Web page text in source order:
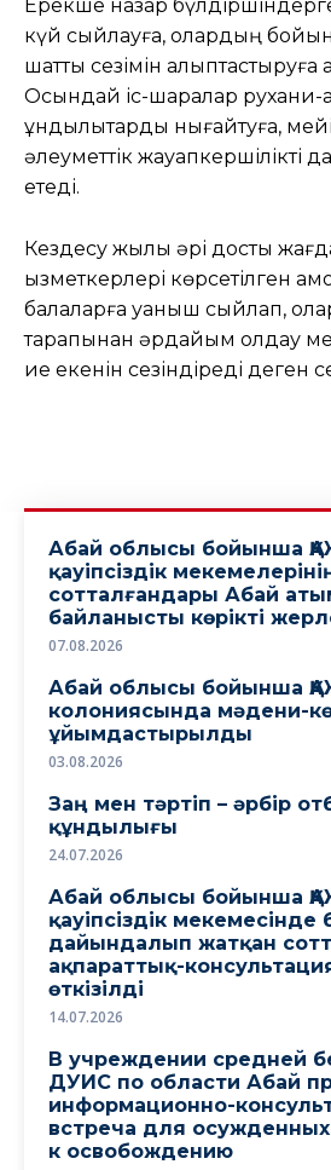
Ерекше назар
күй сыйлауға, олардың
шаттық сезімін
Осындай іс-шаралар рухани-
құндылықтарды нығайтуға,
әлеуметтік жауапкершілікті
етеді.
Кездесу жылы әрі достық
қызметкерлері көрсетілген
балаларға қуаныш сыйлап,
тарапынан әрдайым қолдау
ие екенін сезіндіреді деген
Абай облысы бойынша
қауіпсіздік
сотталғандары Абай
байланысты көрікті
07.08.2026
Абай облысы бойынша
колониясында мәдени-
ұйымдастырылды
03.08.2026
Заң мен тәртіп – әрбір
құндылығы
24.07.2026
Абай облысы бойынша
қауіпсіздік мекемесінде
дайындалып жатқан
ақпараттық-
өткізілді
14.07.2026
В учреждении средней
ДУИС по области Абай
информационно-
встреча для
к освобождению